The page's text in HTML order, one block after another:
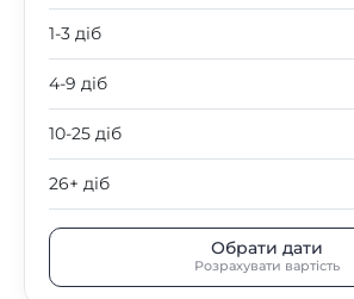
1-3 діб
4-9 діб
10-25 діб
26+ діб
Обрати дати
Розрахувати вартість